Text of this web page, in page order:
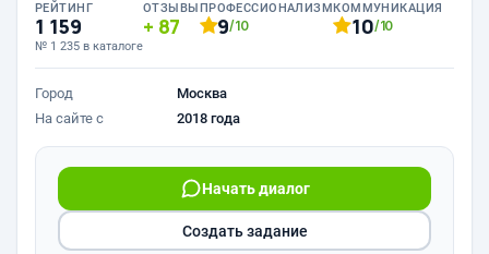
РЕЙТИНГ
1 159
№ 1 235 в каталоге
ОТЗЫВЫ
87
ПРОФЕССИОНАЛИЗМ
9/10
КОММУНИКАЦИЯ
10/10
Город
Москва
На сайте с
2018 года
Начать диалог
Создать задание